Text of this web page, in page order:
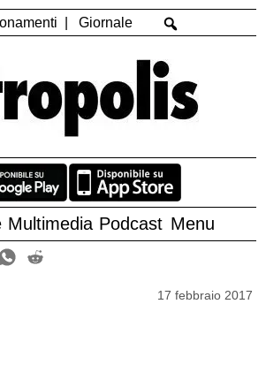
Giornale
Multimedia Podcast Menu
17 febbraio 2017